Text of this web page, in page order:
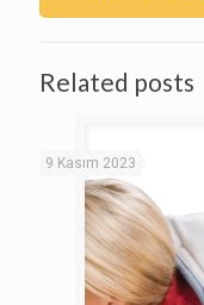
Related posts
9 Kasım 2023